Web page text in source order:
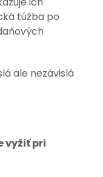
túžba po
ale nezávislá
vyžiť pri